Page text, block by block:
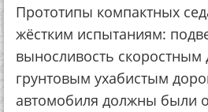
Прототипы компактных
жёстким испытаниям:
выносливость
грунтовым ухабистым
автомобиля должны были